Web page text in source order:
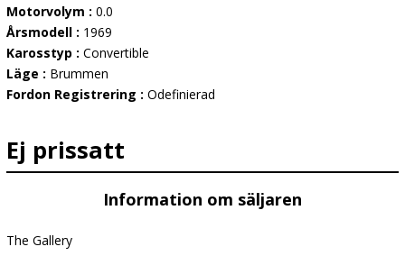
Motorvolym : 0.0
Årsmodell : 1969
Karosstyp : Convertible
Läge : Brummen
Fordon Registrering : Odefinierad
Ej prissatt
Information om säljaren
The Gallery